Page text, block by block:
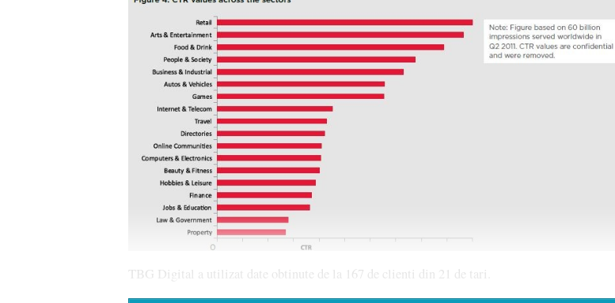
TBG Digital a utilizat date obtinute de la 167 de clienti din 21 de tari.